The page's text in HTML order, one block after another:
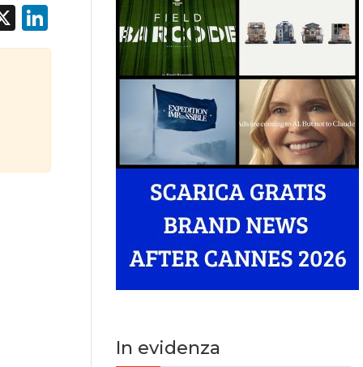
X LinkedIn
In evidenza